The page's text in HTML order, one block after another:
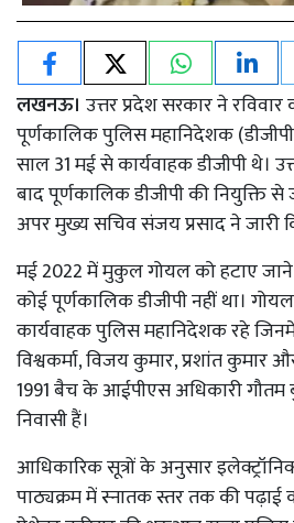
लखनऊ। उत्तर प्रदेश सरकार ने
पूर्णकालिक पुलिस महानिदेशक
साल 31 मई से कार्यवाहक डीजीपी थे।
बाद पूर्णकालिक डीजीपी की नियुक्ति
अपर मुख्य सचिव संजय प्रसाद ने जारी
मई 2022 में मुकुल गोयल को हटाए जाने
कोई पूर्णकालिक डीजीपी नहीं था।
कार्यवाहक पुलिस महानिदेशक रहे
विश्वकर्मा, विजय कुमार, प्रशांत कुमार
1991 बैच के आईपीएस अधिकारी
निवासी हैं।
आधिकारिक सूत्रों के अनुसार
पाठ्यक्रम में स्नातक स्तर तक की